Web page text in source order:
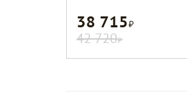
38 715Р
42 720Р